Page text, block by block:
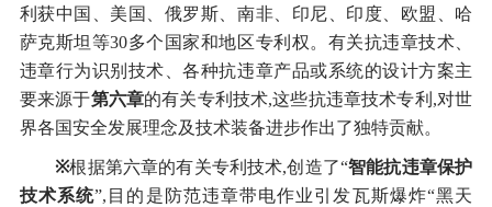
利获中国、美国、俄罗斯、南非、印尼、印度、欧盟、哈
萨克斯坦等30多个国家和地区专利权。有关抗违章技术、
违章行为识别技术、各种抗违章产品或系统的设计方案主
要来源于第六章的有关专利技术,这些抗违章技术专利,对世
界各国安全发展理念及技术装备进步作出了独特贡献。
※根据第六章的有关专利技术,创造了“智能抗违章保护
技术系统”,目的是防范违章带电作业引发瓦斯爆炸“黑天